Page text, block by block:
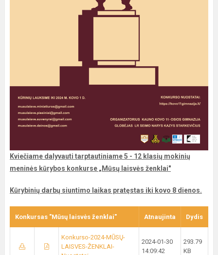
Kviečiame dalyvauti tarptautiniame 5 - 12 klasių mokinių
meninės kūrybos konkurse „Mūsų laisvės ženklai"
Kūrybinių darbų siuntimo laikas pratęstas iki kovo 8 dienos.
Konkursas "Mūsų laisvės ženklai" Atnaujinta Dydis
Konkurso-2024-MŪSŲ-
LAISVES-ŽENKLAI-
2024-01-30
14:09:42
293.79
KB